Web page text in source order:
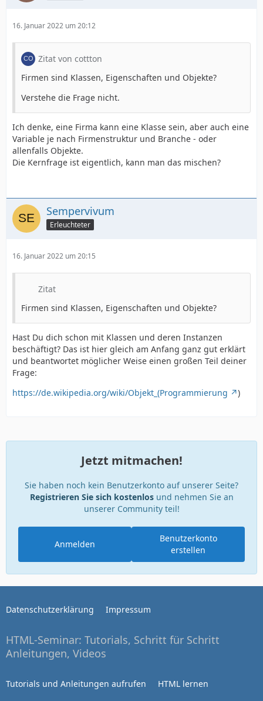
16. Januar 2022 um 20:12
Zitat von cottton
Firmen sind Klassen, Eigenschaften und Objekte?
Verstehe die Frage nicht.
Ich denke, eine Firma kann eine Klasse sein, aber auch eine
Variable je nach Firmenstruktur und Branche - oder
allenfalls Objekte.
Die Kernfrage ist eigentlich, kann man das mischen?
Sempervivum
Erleuchteter
16. Januar 2022 um 20:15
Zitat
Firmen sind Klassen, Eigenschaften und Objekte?
Hast Du dich schon mit Klassen und deren Instanzen
beschäftigt? Das ist hier gleich am Anfang ganz gut erklärt
und beantwortet möglicher Weise einen großen Teil deiner
Frage:
https://de.wikipedia.org/wiki/Objekt_(Programmierung
)
Jetzt mitmachen!
Sie haben noch kein Benutzerkonto auf unserer Seite?
Registrieren Sie sich kostenlosund nehmen Sie an
unserer Community teil!
Benutzerkonto
erstellen
Anmelden
Datenschutzerklärung Impressum
HTML-Seminar: Tutorials, Schritt für Schritt
Anleitungen, Videos
Tutorials und Anleitungen aufrufen HTML lernen